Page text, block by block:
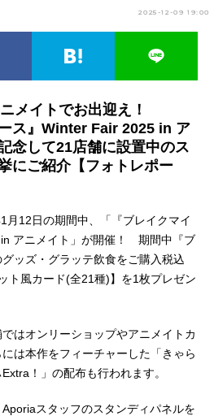
2025-12-09 19:00
メイトでお出迎え！
ス』Winter Fair 2025 in ア
念して21店舗に設置中のス
にご紹介【フォトレポー
月12日の期間中、「『ブレイクマイ
アニメイト」が開催！ 期間中『ブ
ッズ・グラッテ飲食をご購入税込
ト風カード(全21種)】を1枚プレゼン
はオンリーショップやアニメイトカ
は本作をフィーチャーした「きゃら
！」の配布も行われます。
スタッフのスタンディパネルを